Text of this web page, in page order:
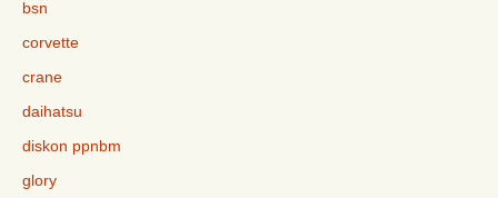
bsn
corvette
crane
daihatsu
diskon ppnbm
glory